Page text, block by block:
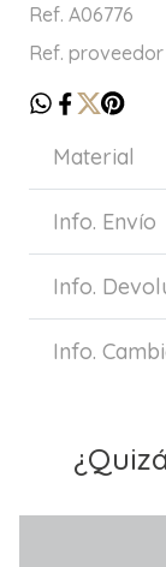
Ref. A06776
Ref. proveedor
Material
Info. Envío
Info.
Info.